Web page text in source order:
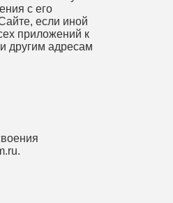
с его
если иной
приложений к
другим адресам